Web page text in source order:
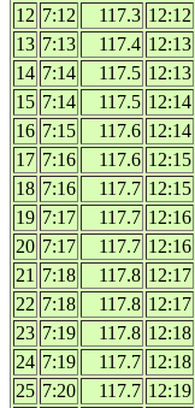
12 7:12 117.3 12:12
13 7:13 117.4 12:13
14 7:14 117.5 12:13
15 7:14 117.5 12:14
16 7:15 117.6 12:14
17 7:16 117.6 12:15
18 7:16 117.7 12:15
19 7:17 117.7 12:16
20 7:17 117.7 12:16
21 7:18 117.8 12:17
22 7:18 117.8 12:17
23 7:19 117.8 12:18
24 7:19 117.7 12:18
25 7:20 117.7 12:19